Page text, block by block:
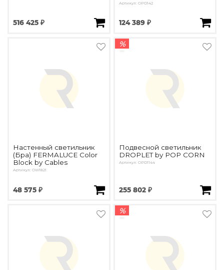
516 425 ₽
Артикул: OPD142
124 389 ₽
Настенный светильник
(Бра) FERMALUCE Color
Block by Cables
Артикул: OW1821
48 575 ₽
%
Подвесной светильник
DROPLET by POP CORN
Артикул: OPD1144
255 802 ₽
%